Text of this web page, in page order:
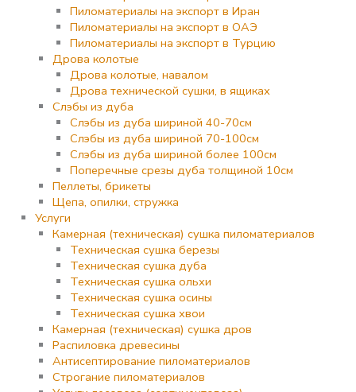
Пиломатериалы на экспорт в Иран
Пиломатериалы на экспорт в ОАЭ
Пиломатериалы на экспорт в Турцию
Дрова колотые
Дрова колотые, навалом
Дрова технической сушки, в ящиках
Слэбы из дуба
Слэбы из дуба шириной 40-70см
Слэбы из дуба шириной 70-100см
Слэбы из дуба шириной более 100см
Поперечные срезы дуба толщиной 10см
Пеллеты, брикеты
Щепа, опилки, стружка
Услуги
Камерная (техническая) сушка пиломатериалов
Техническая сушка березы
Техническая сушка дуба
Техническая сушка ольхи
Техническая сушка осины
Техническая сушка хвои
Камерная (техническая) сушка дров
Распиловка древесины
Антисептирование пиломатериалов
Строгание пиломатериалов